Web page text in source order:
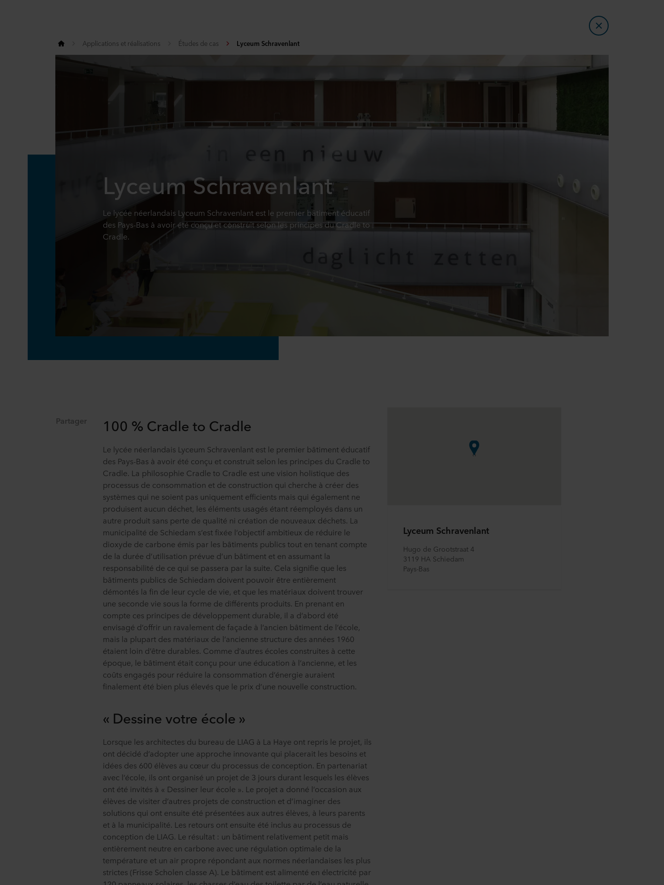
Applications et réalisations Études de cas Lyceum Schravenlant
Lyceum Schravenlant
Le lycée néerlandais Lyceum Schravenlant est le premier bâtiment éducatif
des Pays-Bas à avoir été conçu et construit selon les principes du Cradle to
Cradle.
Partager 100 % Cradle to Cradle
Le lycée néerlandais Lyceum Schravenlant est le premier bâtiment éducatif
des Pays-Bas à avoir été conçu et construit selon les principes du Cradle to
Cradle. La philosophie Cradle to Cradle est une vision holistique des
processus de consommation et de construction qui cherche à créer des
systèmes qui ne soient pas uniquement efficients mais qui également ne
produisent aucun déchet, les éléments usagés étant réemployés dans un
autre produit sans perte de qualité ni création de nouveaux déchets. La
municipalité de Schiedam s’est fixée l’objectif ambitieux de réduire le
dioxyde de carbone émis par les bâtiments publics tout en tenant compte
de la durée d’utilisation prévue d’un bâtiment et en assumant la
responsabilité de ce qui se passera par la suite. Cela signifie que les
bâtiments publics de Schiedam doivent pouvoir être entièrement
démontés la fin de leur cycle de vie, et que les matériaux doivent trouver
une seconde vie sous la forme de différents produits. En prenant en
compte ces principes de développement durable, il a d’abord été
envisagé d’offrir un ravalement de façade à l’ancien bâtiment de l’école,
mais la plupart des matériaux de l’ancienne structure des années 1960
étaient loin d’être durables. Comme d’autres écoles construites à cette
époque, le bâtiment était conçu pour une éducation à l’ancienne, et les
coûts engagés pour réduire la consommation d’énergie auraient
finalement été bien plus élevés que le prix d’une nouvelle construction.
« Dessine votre école »
Lorsque les architectes du bureau de LIAG à La Haye ont repris le projet, ils
ont décidé d’adopter une approche innovante qui placerait les besoins et
idées des 600 élèves au cœur du processus de conception. En partenariat
avec l’école, ils ont organisé un projet de 3 jours durant lesquels les élèves
ont été invités à « Dessiner leur école ». Le projet a donné l’occasion aux
élèves de visiter d’autres projets de construction et d’imaginer des
solutions qui ont ensuite été présentées aux autres élèves, à leurs parents
et à la municipalité. Les retours ont ensuite été inclus au processus de
conception de LIAG. Le résultat : un bâtiment relativement petit mais
entièrement neutre en carbone avec une régulation optimale de la
température et un air propre répondant aux normes néerlandaises les plus
strictes (Frisse Scholen classe A). Le bâtiment est alimenté en électricité par
Lyceum Schravenlant
Hugo de Grootstraat 4
3119 HA Schiedam
Pays-Bas